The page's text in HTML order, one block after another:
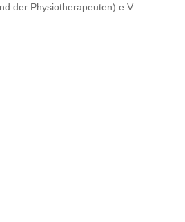
der Physiotherapeuten) e.V.